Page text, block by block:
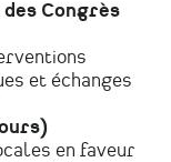
Congrès
et échanges
en faveur